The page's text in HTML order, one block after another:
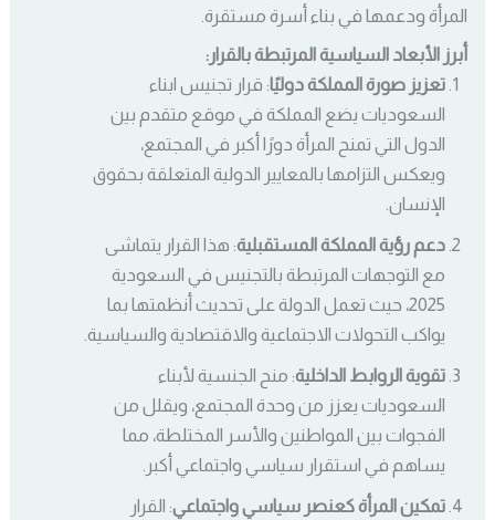
المرأة ودعمها في بناء أسرة مستقرة.
أبرز الأبعاد السياسية المرتبطة بالقرار:
تعزيز صورة المملكة دوليًا: قرار تجنيس ابناء
السعوديات يضع المملكة في موقع متقدم بين
الدول التي تمنح المرأة دورًا أكبر في المجتمع،
ويعكس التزامها بالمعايير الدولية المتعلقة بحقوق
الإنسان.
دعم رؤية المملكة المستقبلية: هذا القرار يتماشى
مع التوجهات المرتبطة بالتجنيس في السعودية
2025، حيث تعمل الدولة على تحديث أنظمتها بما
يواكب التحولات الاجتماعية والاقتصادية والسياسية.
تقوية الروابط الداخلية: منح الجنسية لأبناء
السعوديات يعزز من وحدة المجتمع، ويقلل من
الفجوات بين المواطنين والأسر المختلطة، مما
يساهم في استقرار سياسي واجتماعي أكبر.
تمكين المرأة كعنصر سياسي واجتماعي: القرار